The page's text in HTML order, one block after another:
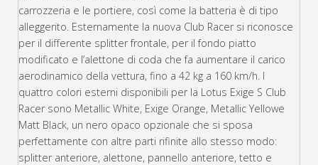
carrozzeria e le portiere, così come la batteria è di tipo
alleggerito. Esternamente la nuova Club Racer si riconosce
per il differente splitter frontale, per il fondo piatto
modificato e l’alettone di coda che fa aumentare il carico
aerodinamico della vettura, fino a 42 kg a 160 km/h. I
quattro colori esterni disponibili per la Lotus Exige S Club
Racer sono Metallic White, Exige Orange, Metallic Yellowe
Matt Black, un nero opaco opzionale che si sposa
perfettamente con altre parti rifinite allo stesso modo:
splitter anteriore, alettone, pannello anteriore, tetto e